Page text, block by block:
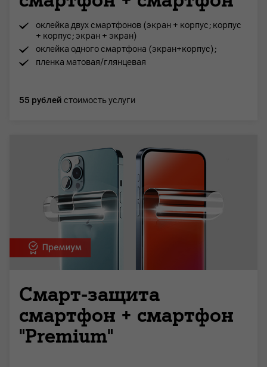
оклейка двух смартфонов (экран + корпус; корпус
+ корпус; экран + экран)
оклейка одного смартфона (экран+корпус);
пленка матовая/глянцевая
55 рублей стоимость услуги
Смарт-защита
смартфон + смартфон
"Premium"